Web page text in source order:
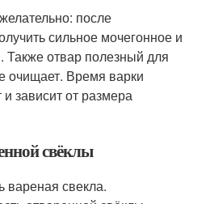
после
сильное мочегонное и
Также отвар полезный для
очищает. Время варки
зависит от размера
свёклы